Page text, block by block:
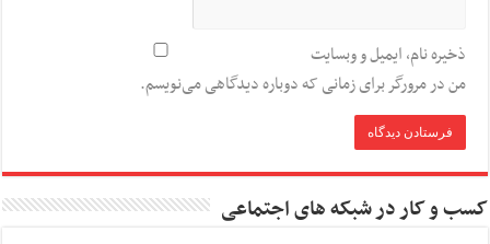
ذخیره نام، ایمیل و وبسایت
من در مرورگر برای زمانی که دوباره دیدگاهی می‌نویسم.
کسب و کار در شبکه های اجتماعی